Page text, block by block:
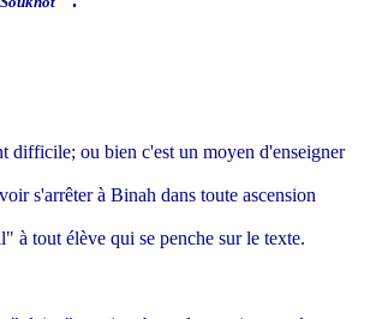
difficile; ou bien c'est un moyen d'enseigner
s'arrêter à Binah dans toute ascension
à tout élève qui se penche sur le texte.